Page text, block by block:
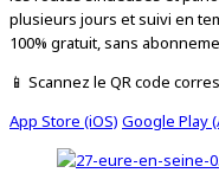
plusieurs jours et suivi en
100% gratuit, sans
📱 Scannez le QR code
App Store (iOS) Google Play